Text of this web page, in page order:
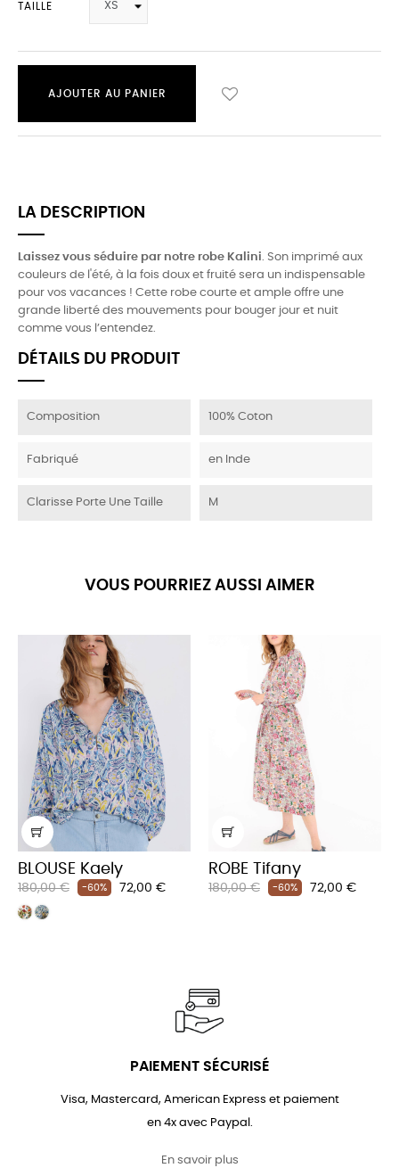
TAILLE
AJOUTER AU PANIER
LA DESCRIPTION
Laissez vous séduire par notre robe Kalini. Son imprimé aux
couleurs de l'été, à la fois doux et fruité sera un indispensable
pour vos vacances ! Cette robe courte et ample offre une
grande liberté des mouvements pour bouger jour et nuit
comme vous l’entendez.
DÉTAILS DU PRODUIT
Composition 100% Coton
Fabriqué en Inde
Clarisse Porte Une Taille M
VOUS POURRIEZ AUSSI AIMER
BLOUSE Kaely
Prix
habituel
180,00 € -60% Prix
72,00 €
ROBE Tifany
Prix
180,00 € -60% Prix
72,00 €
PAIEMENT SÉCURISÉ
Visa, Mastercard, American Express et paiement
en 4x avec Paypal.
En savoir plus